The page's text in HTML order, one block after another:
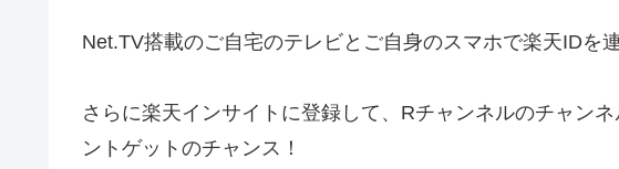
Net.TV搭載のご自宅のテレビとご自身のスマホで楽天IDを
さらに楽天インサイトに登録して、Rチャンネルのチャン
ントゲットのチャンス！